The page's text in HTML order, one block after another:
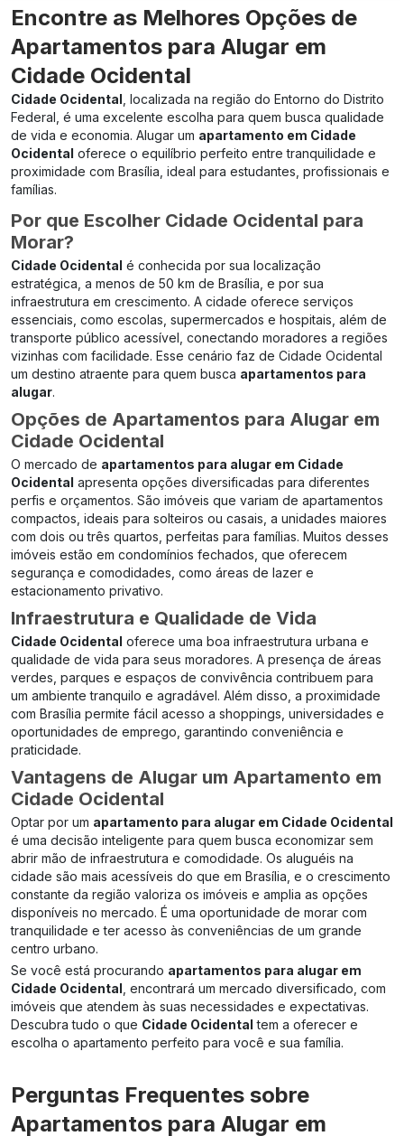
Encontre as Melhores Opções de
Apartamentos para Alugar em
Cidade Ocidental
Cidade Ocidental , localizada na região do Entorno do Distrito
Federal, é uma excelente escolha para quem busca qualidade
de vida e economia. Alugar um apartamento em Cidade
Ocidental oferece o equilíbrio perfeito entre tranquilidade e
proximidade com Brasília, ideal para estudantes, profissionais e
famílias.
Por que Escolher Cidade Ocidental para
Morar?
Cidade Ocidental é conhecida por sua localização
estratégica, a menos de 50 km de Brasília, e por sua
infraestrutura em crescimento. A cidade oferece serviços
essenciais, como escolas, supermercados e hospitais, além de
transporte público acessível, conectando moradores a regiões
vizinhas com facilidade. Esse cenário faz de Cidade Ocidental
um destino atraente para quem busca apartamentos para
alugar.
Opções de Apartamentos para Alugar em
Cidade Ocidental
O mercado de apartamentos para alugar em Cidade
Ocidental apresenta opções diversificadas para diferentes
perfis e orçamentos. São imóveis que variam de apartamentos
compactos, ideais para solteiros ou casais, a unidades maiores
com dois ou três quartos, perfeitas para famílias. Muitos desses
imóveis estão em condomínios fechados, que oferecem
segurança e comodidades, como áreas de lazer e
estacionamento privativo.
Infraestrutura e Qualidade de Vida
Cidade Ocidental oferece uma boa infraestrutura urbana e
qualidade de vida para seus moradores. A presença de áreas
verdes, parques e espaços de convivência contribuem para
um ambiente tranquilo e agradável. Além disso, a proximidade
com Brasília permite fácil acesso a shoppings, universidades e
oportunidades de emprego, garantindo conveniência e
praticidade.
Vantagens de Alugar um Apartamento em
Cidade Ocidental
Optar por um apartamento para alugar em Cidade Ocidental
é uma decisão inteligente para quem busca economizar sem
abrir mão de infraestrutura e comodidade. Os aluguéis na
cidade são mais acessíveis do que em Brasília, e o crescimento
constante da região valoriza os imóveis e amplia as opções
disponíveis no mercado. É uma oportunidade de morar com
tranquilidade e ter acesso às conveniências de um grande
centro urbano.
Se você está procurando apartamentos para alugar em
Cidade Ocidental , encontrará um mercado diversificado, com
imóveis que atendem às suas necessidades e expectativas.
Descubra tudo o que Cidade Ocidental tem a oferecer e
escolha o apartamento perfeito para você e sua família.
Perguntas Frequentes sobre
Apartamentos para Alugar em